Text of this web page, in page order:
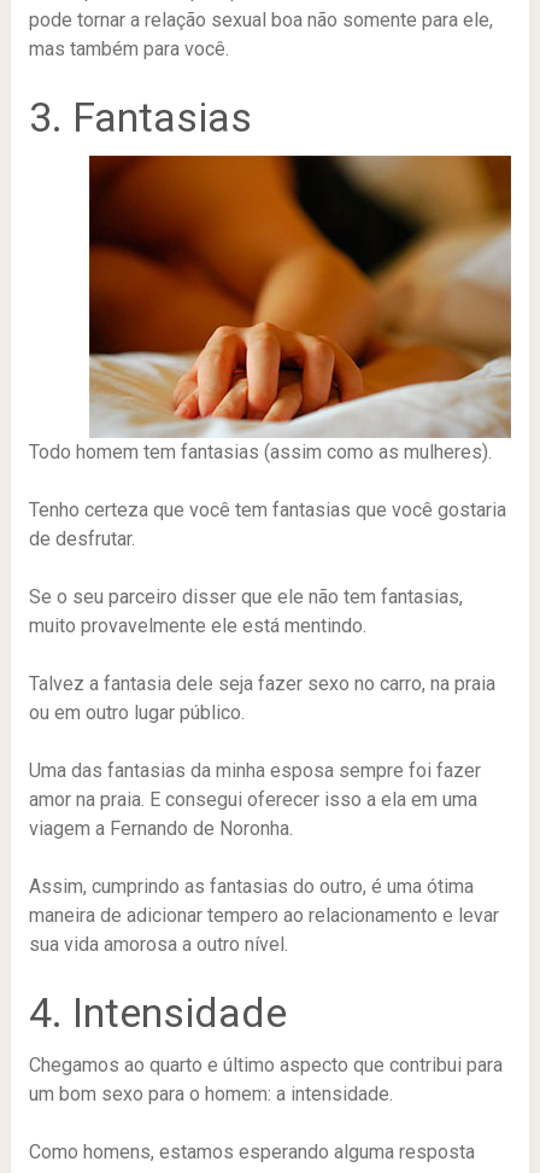
pode tornar a relação sexual boa não somente para ele,
mas também para você.
3. Fantasias
Todo homem tem fantasias (assim como as mulheres).
Tenho certeza que você tem fantasias que você gostaria
de desfrutar.
Se o seu parceiro disser que ele não tem fantasias,
muito provavelmente ele está mentindo.
Talvez a fantasia dele seja fazer sexo no carro, na praia
ou em outro lugar público.
Uma das fantasias da minha esposa sempre foi fazer
amor na praia. E consegui oferecer isso a ela em uma
viagem a Fernando de Noronha.
Assim, cumprindo as fantasias do outro, é uma ótima
maneira de adicionar tempero ao relacionamento e levar
sua vida amorosa a outro nível.
4. Intensidade
Chegamos ao quarto e último aspecto que contribui para
um bom sexo para o homem: a intensidade.
Como homens, estamos esperando alguma resposta